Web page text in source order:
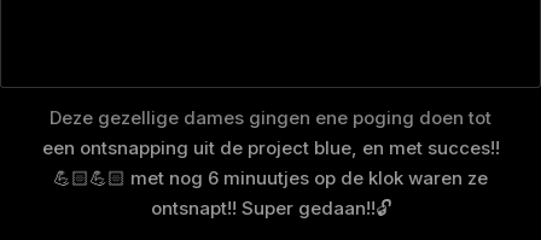
Deze gezellige dames gingen ene poging doen tot
een ontsnapping uit de project blue, en met succes!!
💪🏻💪🏻 met nog 6 minuutjes op de klok waren ze
ontsnapt!! Super gedaan!!🔓